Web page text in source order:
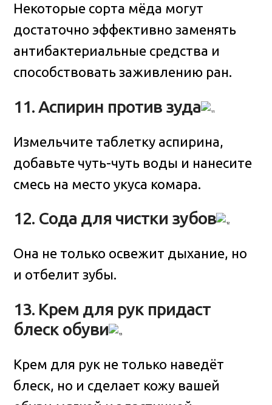
Некоторые сорта мёда могут
достаточно эффективно заменять
антибактериальные средства и
способствовать заживлению ран.
11. Аспирин против зуда
Измельчите таблетку аспирина,
добавьте чуть-чуть воды и нанесите
смесь на место укуса комара.
12. Сода для чистки зубов
Она не только освежит дыхание, но
и отбелит зубы.
13. Крем для рук придаст
блеск обуви
Крем для рук не только наведёт
блеск, но и сделает кожу вашей